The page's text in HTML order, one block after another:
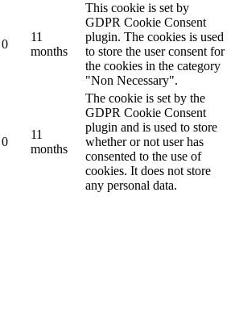
0
11
months
This cookie is set by
GDPR Cookie Consent
plugin. The cookies is used
to store the user consent for
the cookies in the category
"Non Necessary".
0
11
months
The cookie is set by the
GDPR Cookie Consent
plugin and is used to store
whether or not user has
consented to the use of
cookies. It does not store
any personal data.